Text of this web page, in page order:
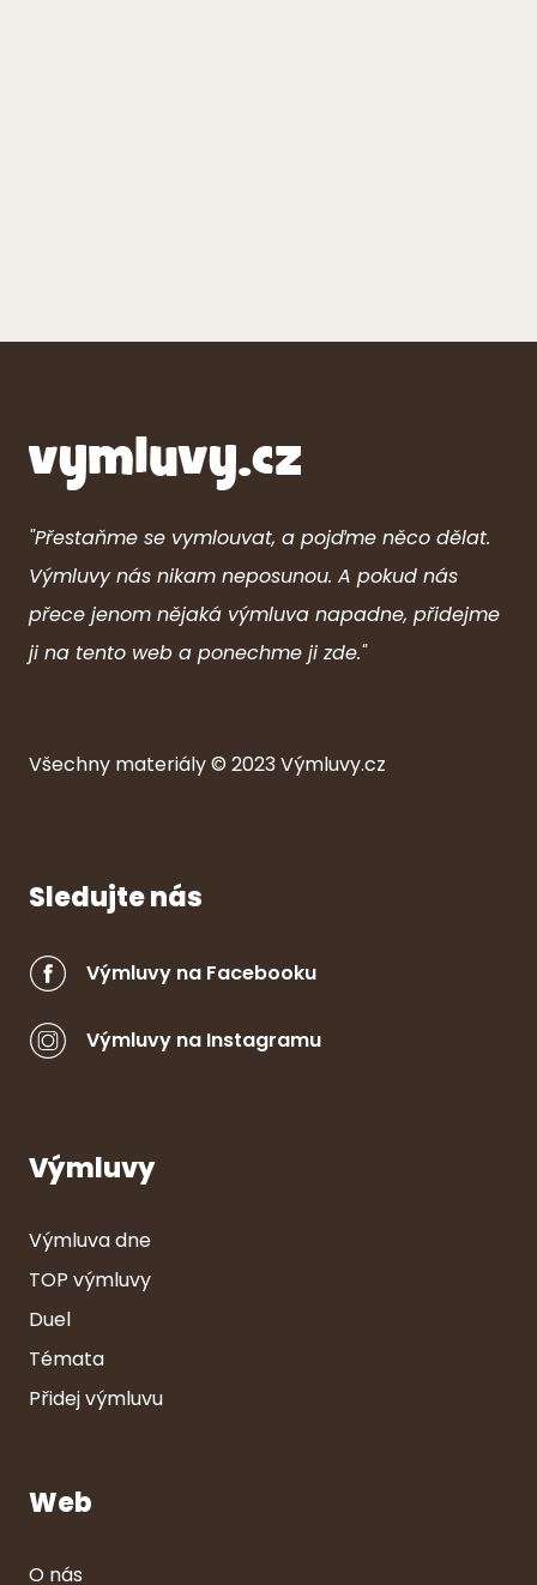
"Přestaňme se vymlouvat, a pojďme něco dělat.
Výmluvy nás nikam neposunou. A pokud nás
přece jenom nějaká výmluva napadne, přidejme
ji na tento web a ponechme ji zde."
Všechny materiály © 2023Výmluvy.cz
Sledujte nás
Výmluvy na Facebooku
Výmluvy na Instagramu
Výmluvy
Výmluva dne
TOP výmluvy
Duel
Témata
Přidej výmluvu
Web
O nás